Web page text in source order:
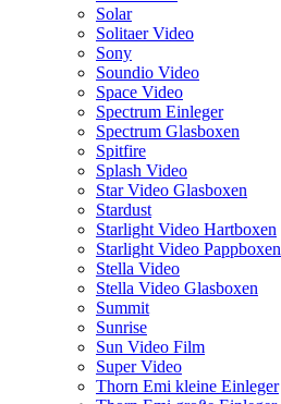
Solar
Solitaer Video
Sony
Soundio Video
Space Video
Spectrum Einleger
Spectrum Glasboxen
Spitfire
Splash Video
Star Video Glasboxen
Stardust
Starlight Video Hartboxen
Starlight Video Pappboxen
Stella Video
Stella Video Glasboxen
Summit
Sunrise
Sun Video Film
Super Video
Thorn Emi kleine Einleger